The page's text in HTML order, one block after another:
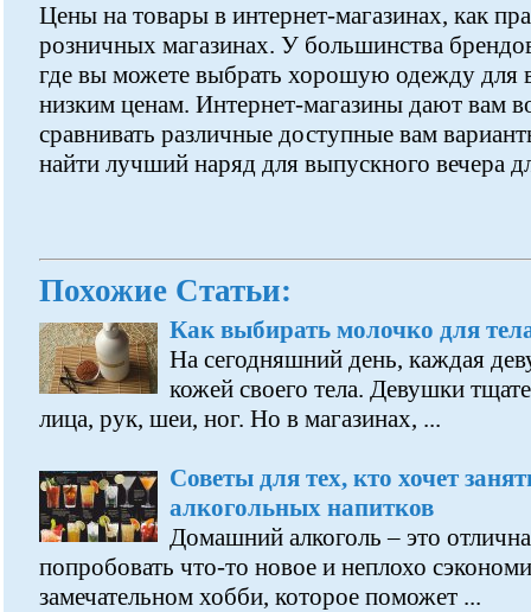
Цены на товары в интернет-магазинах, как
розничных магазинах. У большинства
где вы можете выбрать хорошую одежду для
низким ценам. Интернет-магазины дают вам
сравнивать различные доступные вам
найти лучший наряд для выпускного вечера
Похожие Статьи:
Как выбирать молочко для
На сегодняшний день, каждая
кожей своего тела. Девушки
лица, рук, шеи, ног. Но в магазинах, ...
Советы для тех, кто хочет
алкогольных напитков
Домашний алкоголь – это
попробовать что-то новое и неплохо
замечательном хобби, которое поможет ...